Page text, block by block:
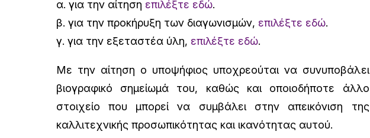
α. για την αίτηση επιλέξτε εδώ.
β. για την προκήρυξη των διαγωνισμών, επιλέξτε εδώ.
γ. για την εξεταστέα ύλη, επιλέξτε εδώ.
Με την αίτηση ο υποψήφιος υποχρεούται να συνυποβάλει
βιογραφικό σημείωμά του, καθώς και οποιοδήποτε άλλο
στοιχείο που μπορεί να συμβάλει στην απεικόνιση της
καλλιτεχνικής προσωπικότητας και ικανότητας αυτού.